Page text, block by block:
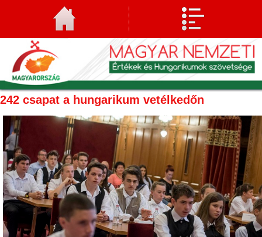
242 csapat a hungarikum vetélkedőn